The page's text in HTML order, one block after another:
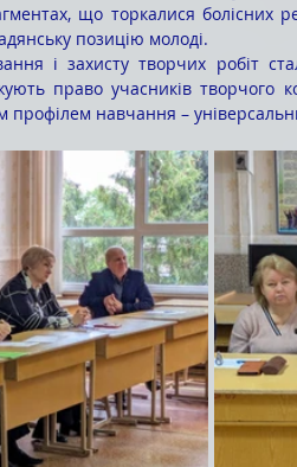
що торкалися болісних
позицію молоді.
право учасників творчого
профілем навчання –